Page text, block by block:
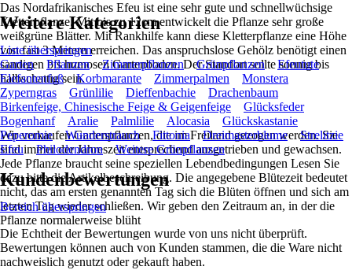
Das Nordafrikanisches Efeu ist eine sehr gute und schnellwüchsige
Kletterpflanze. Mit bis zu 12cm entwickelt die Pflanze sehr große
weißgrüne Blätter. Mit Rankhilfe kann diese Kletterpflanze eine Höhe
von fast 3 Metern erreichen. Das anspruchslose Gehölz benötigt einen
sandigen bis humosen Gartenboden. Der Standort sollte sonnig bis
halbschattig sein.
Wir verkaufen Gartenpflanzen, die im Freiland gezogen werden. Sie
sind immer der Jahreszeit entsprechend ausgetrieben und gewachsen.
Jede Pflanze braucht seine speziellen Lebendbedingungen Lesen Sie
dazu bitte die Artikelbeschreibung. Die angegebene Blütezeit bedeutet
nicht, das am ersten genannten Tag sich die Blüten öffnen und sich am
letzten Tag wieder schließen. Wir geben den Zeitraum an, in der die
Pflanze normalerweise blüht
Weitere Kategorien
Liste überspringen
Garten
Pflanzen Zimmerpflanzen Grünpflanzen
Efeutute
Elefantenfuß
Korbmarante Zimmerpalmen
Monstera
Zyperngras
Grünlilie Dieffenbachie
Drachenbaum
Birkenfeige, Chinesische Feige & Geigenfeige
Glücksfeder
Bogenhanf
Aralie Palmlilie Alocasia
Glückskastanie
Peperomie
Wunderstrauch Fittonia Dreimasterblume
Strelitzie
Efeu
Philodendron Weitere Grünpflanzen
Kundenbewertungen
Bereich überspringen
Die Echtheit der Bewertungen wurde von uns nicht überprüft.
Bewertungen können auch von Kunden stammen, die die Ware nicht
nachweislich genutzt oder gekauft haben.